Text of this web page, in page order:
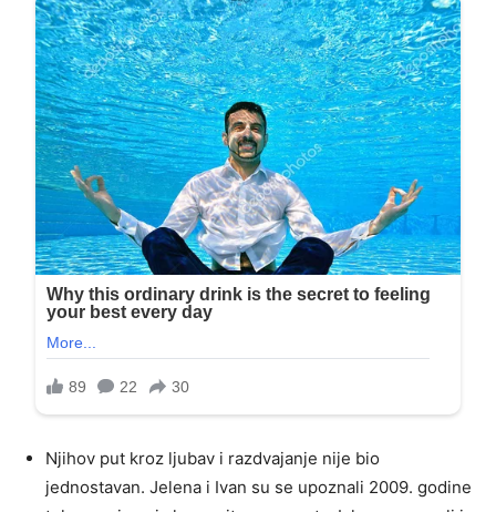
Njihov put kroz ljubav i razdvajanje nije bio
jednostavan. Jelena i Ivan su se upoznali 2009. godine